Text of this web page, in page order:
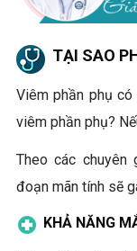
TẠI SAO
Viêm phần phụ
viêm phần phụ?
Theo các
đoạn mãn tính sẽ
KHẢ NĂNG